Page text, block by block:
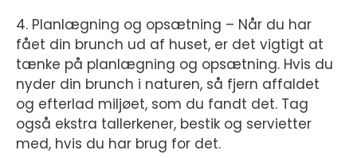
4. Planlægning og opsætning – Når du har
fået din brunch ud af huset, er det vigtigt at
tænke på planlægning og opsætning. Hvis du
nyder din brunch i naturen, så fjern affaldet
og efterlad miljøet, som du fandt det. Tag
også ekstra tallerkener, bestik og servietter
med, hvis du har brug for det.